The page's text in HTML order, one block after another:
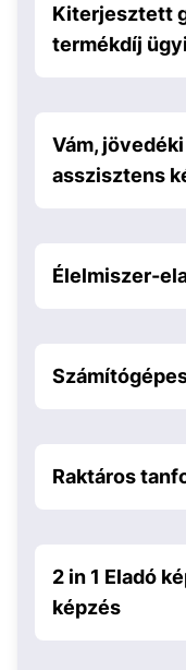
Kiterjesztett
termékdíj
Vám,
asszisztens
Élelmiszer-
Raktáros
2 in 1 Eladó
képzés